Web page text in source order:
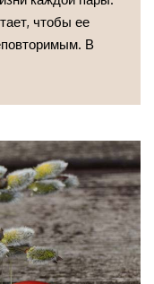
чтобы ее
В